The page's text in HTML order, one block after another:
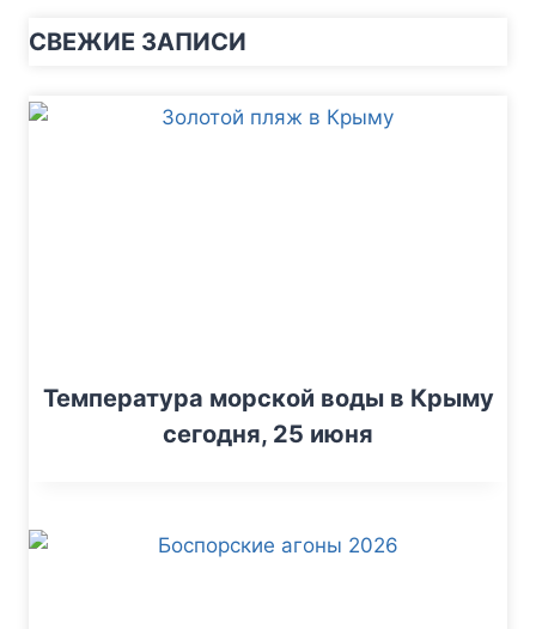
СВЕЖИЕ ЗАПИСИ
Температура морской воды в Крыму
сегодня, 25 июня